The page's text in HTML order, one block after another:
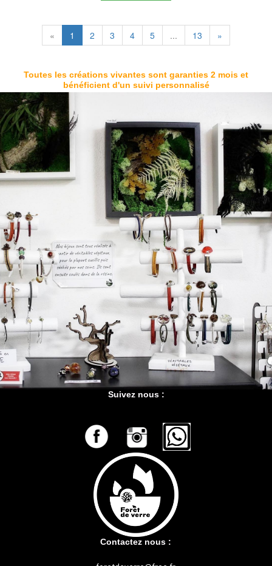
« 1 2 3 4 5 ... 13 »
Toutes les créations vivantes sont garanties 2 mois et
bénéficient d'un suivi personnalisé
Suivez nous :
Contactez nous :